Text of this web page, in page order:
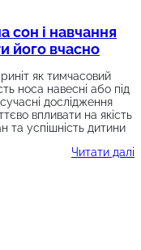
сон і навчання
його вчасно
як тимчасовий
носа навесні або під
дослідження
впливати на якість
та успішність дитини
Читати далі